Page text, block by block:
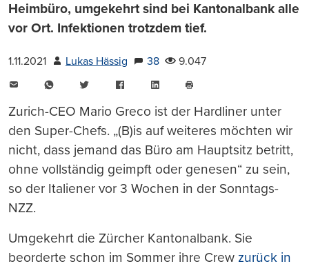
Heimbüro, umgekehrt sind bei Kantonalbank alle
vor Ort. Infektionen trotzdem tief.
1.11.2021 Lukas Hässig 38
9.047
WhatsAppTwitter FacebookLinkedIn
drucken
Zurich-CEO Mario Greco ist der Hardliner unter
den Super-Chefs. „(B)is auf weiteres möchten wir
nicht, dass jemand das Büro am Hauptsitz betritt,
ohne vollständig geimpft oder genesen“ zu sein,
so der Italiener vor 3 Wochen in der Sonntags-
NZZ.
Umgekehrt die Zürcher Kantonalbank. Sie
beorderte schon im Sommer ihre Crew zurück in